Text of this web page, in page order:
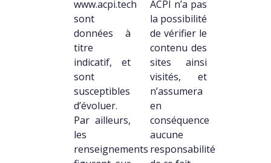
www.acpi.tech
sont
données à
titre
indicatif, et
sont
susceptibles
d’évoluer.
Par ailleurs,
les
renseignements
ACPI n’a pas
la possibilité
de vérifier le
contenu des
sites ainsi
visités, et
n’assumera
en
conséquence
aucune
responsabilité